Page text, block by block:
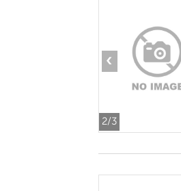
2/3
‹